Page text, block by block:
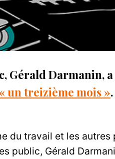
Gérald Darmanin,
un treizième mois »
du travail et les autres
public, Gérald